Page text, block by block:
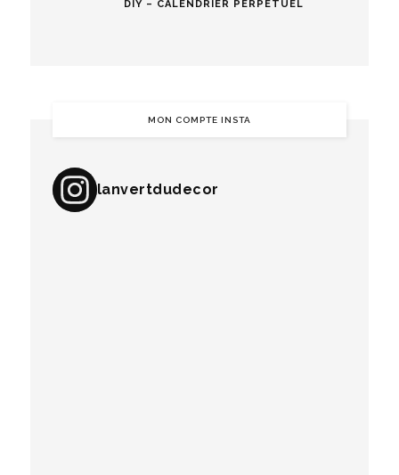
DIY – CALENDRIER PERPÉTUEL
MON COMPTE INSTA
lanvertdudecor